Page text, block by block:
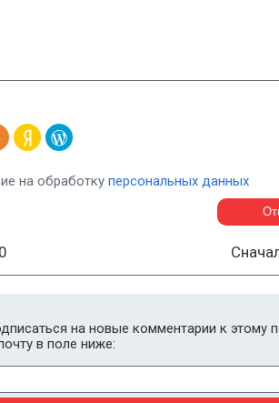
на обработку персональных данных
на новые комментарии к этому
в поле ниже: